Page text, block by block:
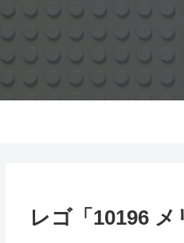
レゴ「10196